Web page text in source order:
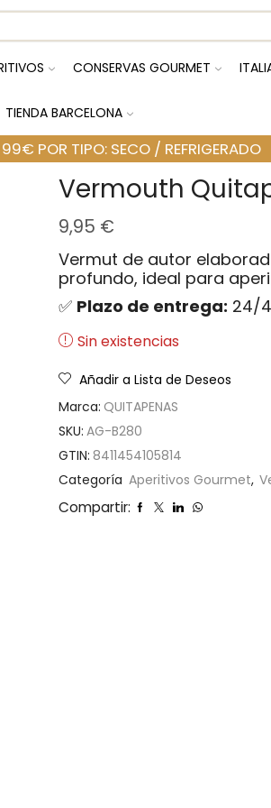
CONSERVAS GOURMET
TIENDA BARCELONA
POR TIPO: SECO / REFRIGERADO
Vermouth
9,95 €
Vermut de autor
profundo, ideal para
✅ Plazo de entrega: 24/
Sin existencias
Añadir a Lista de Deseos
Marca: QUITAPENAS
SKU: AG-B280
GTIN: 8411454105814
Categoría Aperitivos Gourmet,
Compartir: